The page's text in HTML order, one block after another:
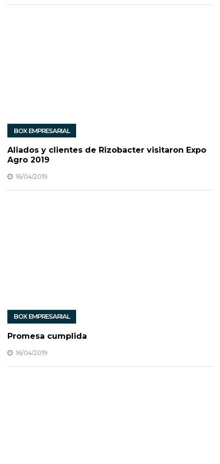
BOX EMPRESARIAL
Aliados y clientes de Rizobacter visitaron Expo
Agro 2019
16/04/2019
BOX EMPRESARIAL
Promesa cumplida
16/04/2019